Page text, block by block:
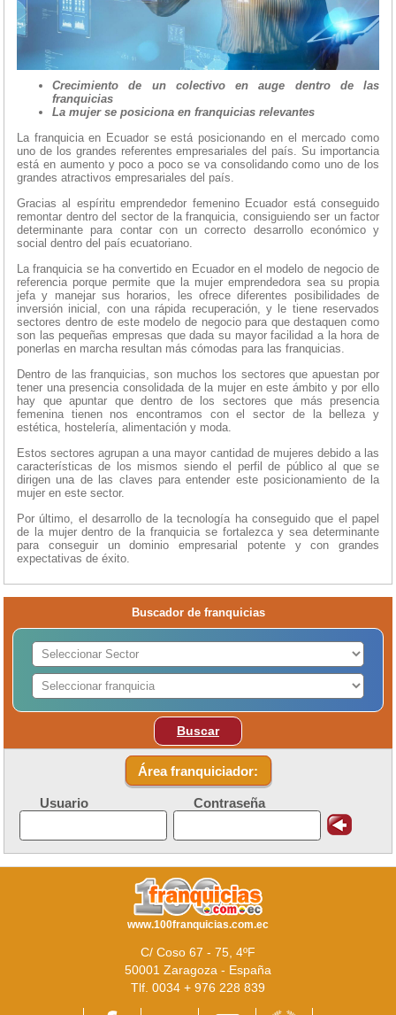
Crecimiento de un colectivo en auge dentro de las
franquicias
La mujer se posiciona en franquicias relevantes
La franquicia en Ecuador se está posicionando en el mercado como
uno de los grandes referentes empresariales del país. Su importancia
está en aumento y poco a poco se va consolidando como uno de los
grandes atractivos empresariales del país.
Gracias al espíritu emprendedor femenino Ecuador está conseguido
remontar dentro del sector de la franquicia, consiguiendo ser un factor
determinante para contar con un correcto desarrollo económico y
social dentro del país ecuatoriano.
La franquicia se ha convertido en Ecuador en el modelo de negocio de
referencia porque permite que la mujer emprendedora sea su propia
jefa y manejar sus horarios, les ofrece diferentes posibilidades de
inversión inicial, con una rápida recuperación, y le tiene reservados
sectores dentro de este modelo de negocio para que destaquen como
son las pequeñas empresas que dada su mayor facilidad a la hora de
ponerlas en marcha resultan más cómodas para las franquicias.
Dentro de las franquicias, son muchos los sectores que apuestan por
tener una presencia consolidada de la mujer en este ámbito y por ello
hay que apuntar que dentro de los sectores que más presencia
femenina tienen nos encontramos con el sector de la belleza y
estética, hostelería, alimentación y moda.
Estos sectores agrupan a una mayor cantidad de mujeres debido a las
características de los mismos siendo el perfil de público al que se
dirigen una de las claves para entender este posicionamiento de la
mujer en este sector.
Por último, el desarrollo de la tecnología ha conseguido que el papel
de la mujer dentro de la franquicia se fortalezca y sea determinante
para conseguir un dominio empresarial potente y con grandes
expectativas de éxito.
Buscador de franquicias
Buscar
Área franquiciador:
Usuario Contraseña
www.100franquicias.com.ec
C/ Coso 67 - 75, 4ºF
50001 Zaragoza - España
Tlf. 0034 + 976 228 839